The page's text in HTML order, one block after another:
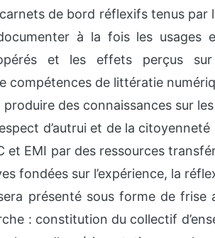
de bord réflexifs tenus par
à la fois les usages
opérés et les effets perçus
compétences de littératie
des connaissances sur
d’autrui et de la
et EMI par des ressources
fondées sur l’expérience, la
présenté sous forme de frise
: constitution du collectif